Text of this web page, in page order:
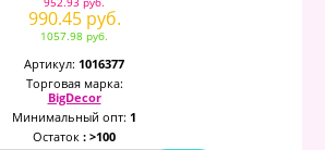
990.45 руб.
1057.98 руб.
Артикул: 1016377
Торговая марка:
BigDecor
Минимальный опт: 1
Остаток : >100